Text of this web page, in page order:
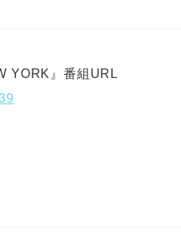
YORK』番組URL